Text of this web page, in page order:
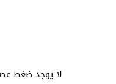
لا يوجد ضغط